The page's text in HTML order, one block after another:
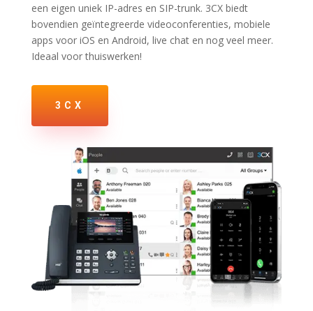
een eigen uniek IP-adres en SIP-trunk. 3CX biedt
bovendien geïntegreerde videoconferenties, mobiele
apps voor iOS en Android, live chat en nog veel meer.
Ideaal voor thuiswerken!
3CX